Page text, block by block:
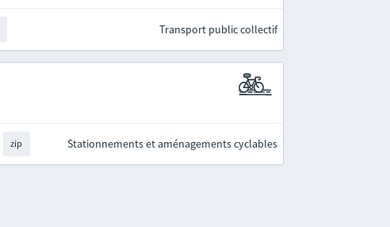
Transport public collectif
zip Stationnements et aménagements cyclables